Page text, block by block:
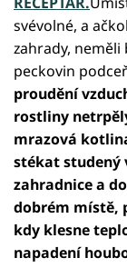
svévolné, a
zahrady,
peckovin
proudění
rostliny
mrazová
stékat studený
zahradnice a
dobrém místě,
kdy klesne
napadení